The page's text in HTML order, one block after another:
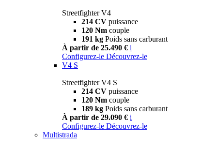
Streetfighter V4
214 CV puissance
120 Nm couple
191 kg Poids sans carburant
À partir de 25.490 € i
Configurez-le Découvrez-le
V4 S
Streetfighter V4 S
214 CV puissance
120 Nm couple
189 kg Poids sans carburant
À partir de 29.090 € i
Configurez-le Découvrez-le
Multistrada